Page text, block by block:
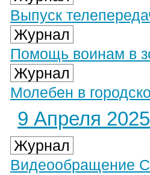
Выпуск
Журнал
Помощь воинам в
Журнал
Молебен в
9 Апреля 2025
Журнал
Видеообращение